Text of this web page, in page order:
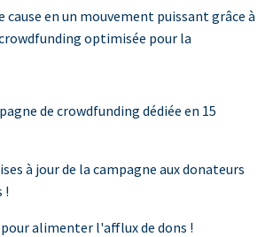
en un mouvement puissant grâce à
optimisée pour la
de crowdfunding dédiée en 15
à jour de la campagne aux donateurs
!
alimenter l'afflux de dons !